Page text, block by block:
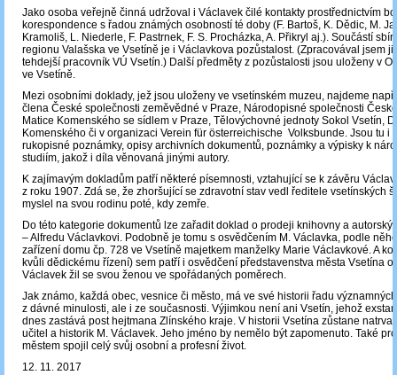
Jako osoba veřejně činná udržoval i Václavek čilé kontakty prostřednictvím
korespondence s řadou známých osobností té doby (F. Bartoš, K. Dědic, M.
Kramoliš, L. Niederle, F. Pastrnek, F. S. Procházka, A. Přikryl aj.). Součástí
regionu Valašska ve Vsetíně je i Václavkova pozůstalost. (Zpracovával jsem ji
tehdejší pracovník VÚ Vsetín.) Další předměty z pozůstalosti jsou uloženy v
ve Vsetíně.
Mezi osobními doklady, jež jsou uloženy ve vsetínském muzeu, najdeme
člena České společnosti zeměvědné v Praze, Národopisné společnosti
Matice Komenského se sídlem v Praze, Tělovýchovné jednoty Sokol Vsetín,
Komenského či v organizaci Verein für österreichische Volksbunde. Jsou tu i
rukopisné poznámky, opisy archivních dokumentů, poznámky a výpisky k
studiím, jakož i díla věnovaná jinými autory.
K zajímavým dokladům patří některé písemnosti, vztahující se k závěru
z roku 1907. Zdá se, že zhoršující se zdravotní stav vedl ředitele vsetínských
myslel na svou rodinu poté, kdy zemře.
Do této kategorie dokumentů lze zařadit doklad o prodeji knihovny a
– Alfredu Václavkovi. Podobně je tomu s osvědčením M. Václavka, podle
zařízení domu čp. 728 ve Vsetíně majetkem manželky Marie Václavkové. A
kvůli dědickému řízení) sem patří i osvědčení představenstva města Vsetína o
Václavek žil se svou ženou ve spořádaných poměrech.
Jak známo, každá obec, vesnice či město, má ve své historii řadu
z dávné minulosti, ale i ze současnosti. Výjimkou není ani Vsetín, jehož
dnes zastává post hejtmana Zlínského kraje. V historii Vsetína zůstane
učitel a historik M. Václavek. Jeho jméno by nemělo být zapomenuto. Také
městem spojil celý svůj osobní a profesní život.
12. 11. 2017